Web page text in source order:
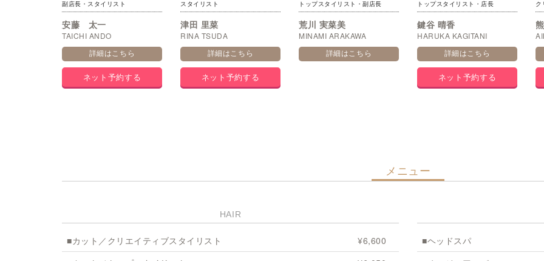
副店長・スタイリスト
安藤 太一
TAICHI ANDO
詳細はこちら
ネット予約する
スタイリスト
津田 里菜
RINA TSUDA
詳細はこちら
ネット予約する
トップスタイリスト・副店長
荒川 実菜美
MINAMI ARAKAWA
詳細はこちら
トップスタイリスト・店長
鍵谷 晴香
HARUKA KAGITANI
詳細はこちら
ネット予約する
ク
メニュー
HAIR
■カット／クリエイティブスタイリスト
¥6,600
■ヘッドスパ